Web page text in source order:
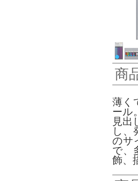
商
薄く
ール。
見出
し、
のサ
で、
飾、